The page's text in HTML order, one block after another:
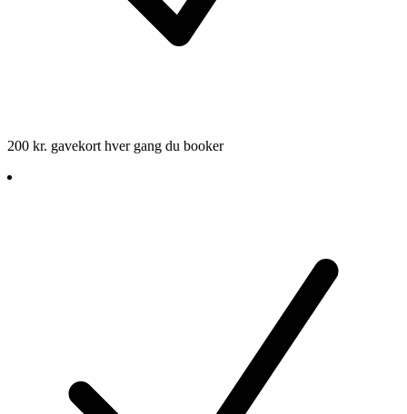
200 kr. gavekort hver gang du booker